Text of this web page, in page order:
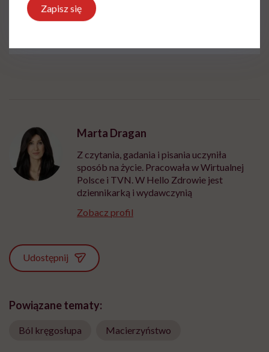
Marta Dragan
Z czytania, gadania i pisania uczyniła
sposób na życie. Pracowała w Wirtualnej
Polsce i TVN. W Hello Zdrowie jest
dziennikarką i wydawczynią
Zobacz profil
Udostępnij
Powiązane tematy:
Ból kręgosłupa Macierzyństwo
Zapisz się